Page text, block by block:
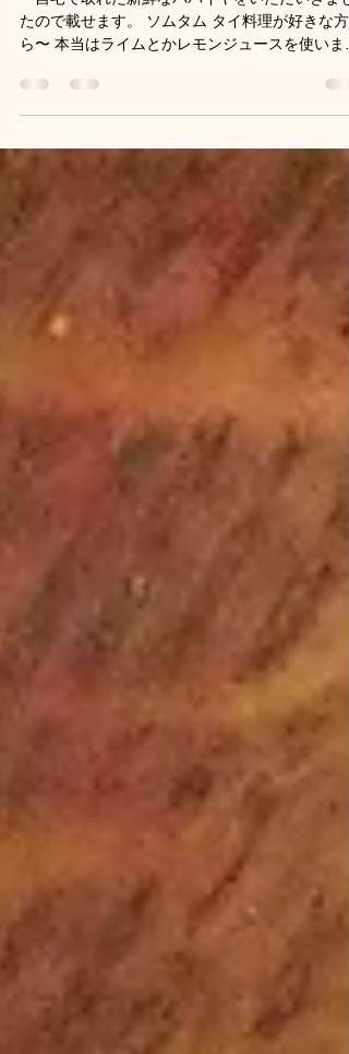
2021年11月14日
読了時間: 2分
Recipe : 青パパイヤサラダ
〜自宅で取れた新鮮なパパイヤをいただいきまし
たので載せます。 ソムタム タイ料理が好きな方
が、毎年仕込んでる梅酢と魚醤で作りました。
れる材料も自由に ただし、青パパイアがないと
れませんね！ ★材料★ 青パパイア 1個...